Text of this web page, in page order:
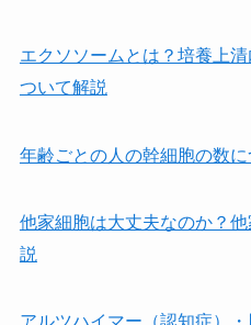
エクソソームとは？培養上
ついて解説
年齢ごとの人の幹細胞の数
他家細胞は⼤丈夫なのか？
説
アルツハイマー（認知症）